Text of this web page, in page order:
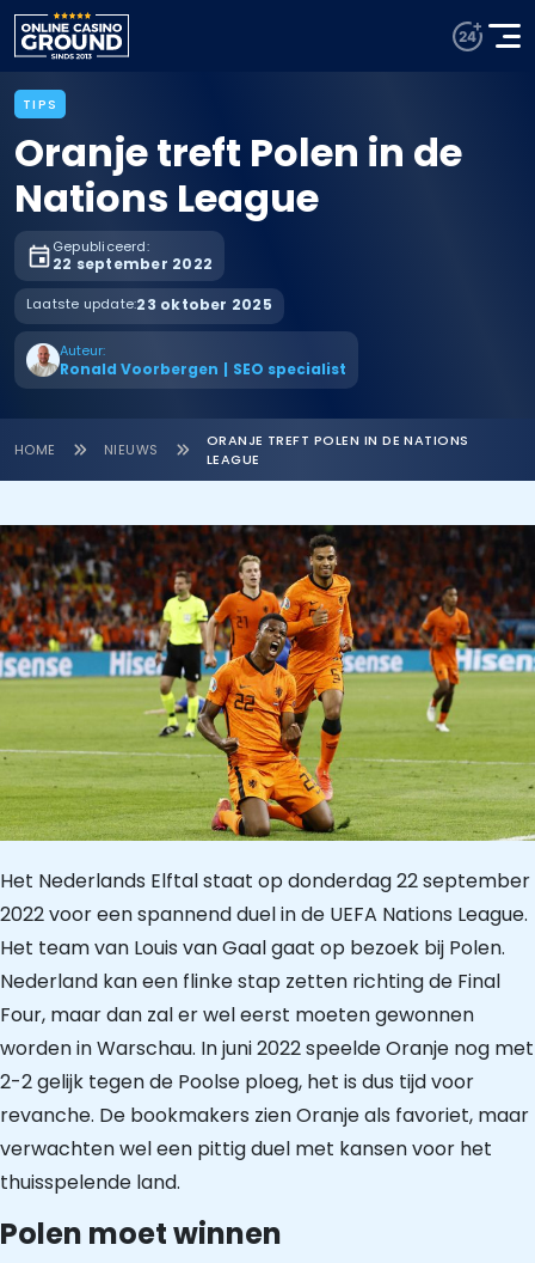
TIPS
Oranje treft Polen in de
Nations League
Gepubliceerd:
22 september 2022
Laatste update:23 oktober 2025
Auteur:
Ronald Voorbergen | SEO specialist
HOME NIEUWS
ORANJE TREFT POLEN IN DE NATIONS
LEAGUE
Het Nederlands Elftal staat op donderdag 22 september
2022 voor een spannend duel in de UEFA Nations League.
Het team van Louis van Gaal gaat op bezoek bij Polen.
Nederland kan een flinke stap zetten richting de Final
Four, maar dan zal er wel eerst moeten gewonnen
worden in Warschau. In juni 2022 speelde Oranje nog met
2-2 gelijk tegen de Poolse ploeg, het is dus tijd voor
revanche. De bookmakers zien Oranje als favoriet, maar
verwachten wel een pittig duel met kansen voor het
thuisspelende land.
Polen moet winnen